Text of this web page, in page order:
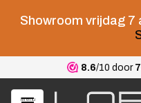
Showroom vrijdag 7
8.6/10 door
Menu